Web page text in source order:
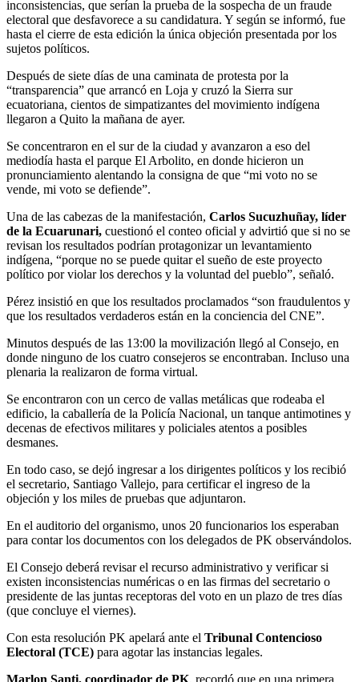
inconsistencias, que serían la prueba de la sospecha de un fraude
electoral que desfavorece a su candidatura. Y según se informó, fue
hasta el cierre de esta edición la única objeción presentada por los
sujetos políticos.
Después de siete días de una caminata de protesta por la
“transparencia” que arrancó en Loja y cruzó la Sierra sur
ecuatoriana, cientos de simpatizantes del movimiento indígena
llegaron a Quito la mañana de ayer.
Se concentraron en el sur de la ciudad y avanzaron a eso del
mediodía hasta el parque El Arbolito, en donde hicieron un
pronunciamiento alentando la consigna de que “mi voto no se
vende, mi voto se defiende”.
Una de las cabezas de la manifestación, Carlos Sucuzhuñay, líder
de la Ecuarunari, cuestionó el conteo oficial y advirtió que si no se
revisan los resultados podrían protagonizar un levantamiento
indígena, “porque no se puede quitar el sueño de este proyecto
político por violar los derechos y la voluntad del pueblo”, señaló.
Pérez insistió en que los resultados proclamados “son fraudulentos y
que los resultados verdaderos están en la conciencia del CNE”.
Minutos después de las 13:00 la movilización llegó al Consejo, en
donde ninguno de los cuatro consejeros se encontraban. Incluso una
plenaria la realizaron de forma virtual.
Se encontraron con un cerco de vallas metálicas que rodeaba el
edificio, la caballería de la Policía Nacional, un tanque antimotines y
decenas de efectivos militares y policiales atentos a posibles
desmanes.
En todo caso, se dejó ingresar a los dirigentes políticos y los recibió
el secretario, Santiago Vallejo, para certificar el ingreso de la
objeción y los miles de pruebas que adjuntaron.
En el auditorio del organismo, unos 20 funcionarios los esperaban
para contar los documentos con los delegados de PK observándolos.
El Consejo deberá revisar el recurso administrativo y verificar si
existen inconsistencias numéricas o en las firmas del secretario o
presidente de las juntas receptoras del voto en un plazo de tres días
(que concluye el viernes).
Con esta resolución PK apelará ante el Tribunal Contencioso
Electoral (TCE) para agotar las instancias legales.
Marlon Santi, coordinador de PK, recordó que en una primera